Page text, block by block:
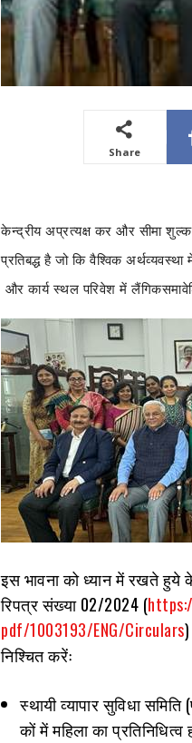
Share
केन्द्रीय अप्रत्यक्ष कर और सीमा शुल्क
प्रतिबद्ध है जो कि वैश्विक
और कार्य स्थल परिवेश में लैंगिक
इस भावना को ध्यान में रखते हुये
रिपत्र संख्या 02/2024 (
pdf/1003193/ENG/Circulars
निश्चित करेंः
स्थायी व्यापार सुविधा
कों में महिला का प्रतिनिधित्व